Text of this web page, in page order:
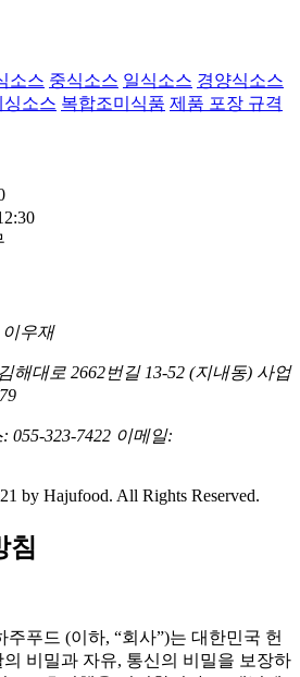
소스 중식소스 일식소스 경양식소스
싱소스 복합조미식품 제품 포장 규격
우재
해대로 2662번길 13-52 (지내동) 사업
055-323-7422 이메일:
by Hajufood. All Rights Reserved.
침
푸드 (이하, “회사”)는 대한민국 헌
비밀과 자유, 통신의 비밀을 보장하